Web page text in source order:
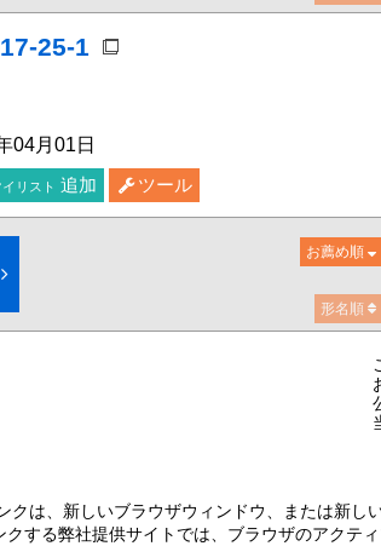
25-1
ダボ
04月01日
イリスト 追加 ツール
お薦め順
形名順
クは、新しいブラウザウィンドウ、または新し
する弊社提供サイトでは、ブラウザのアクテ